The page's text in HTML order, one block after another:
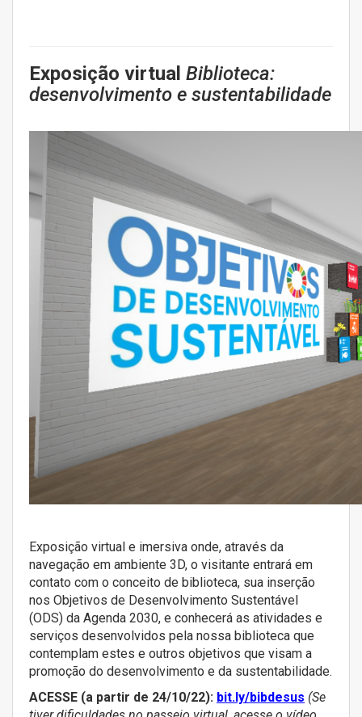
Exposição virtual Biblioteca:
desenvolvimento e sustentabilidade
Exposição virtual e imersiva onde, através da
navegação em ambiente 3D, o visitante entrará em
contato com o conceito de biblioteca, sua inserção
nos Objetivos de Desenvolvimento Sustentável
(ODS) da Agenda 2030, e conhecerá as atividades e
serviços desenvolvidos pela nossa biblioteca que
contemplam estes e outros objetivos que visam a
promoção do desenvolvimento e da sustentabilidade.
ACESSE (a partir de 24/10/22): bit.ly/bibdesus (Se